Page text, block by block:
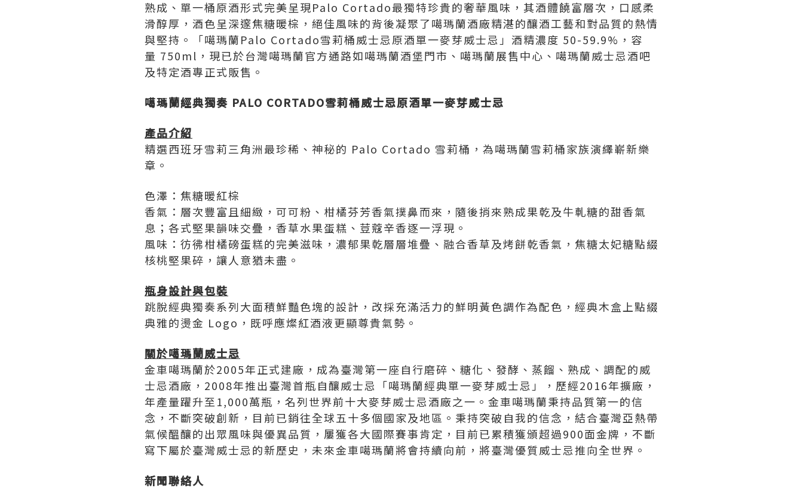
熟成、單一桶原酒形式完美呈現Palo Cortado最獨特珍貴的奢華風味，其酒體饒富層次，口感柔
滑醇厚，酒色呈深邃焦糖暖棕，絕佳風味的背後凝聚了噶瑪蘭酒廠精湛的釀酒工藝和對品質的熱情
與堅持。「噶瑪蘭Palo Cortado雪莉桶威士忌原酒單一麥芽威士忌」酒精濃度 50-59.9%，容
量 750ml，現已於台灣噶瑪蘭官方通路如噶瑪蘭酒堡門市、噶瑪蘭展售中心、噶瑪蘭威士忌酒吧
及特定酒專正式販售。
噶瑪蘭經典獨奏 PALO CORTADO雪莉桶威士忌原酒單一麥芽威士忌
產品介紹
精選西班牙雪莉三角洲最珍稀、神秘的 Palo Cortado 雪莉桶，為噶瑪蘭雪莉桶家族演繹嶄新樂
章。
色澤：焦糖暖紅棕
香氣：層次豐富且細緻，可可粉、柑橘芬芳香氣撲鼻而來，隨後捎來熟成果乾及牛軋糖的甜香氣
息；各式堅果韻味交疊，香草水果蛋糕、荳蔻辛香逐一浮現。
風味：彷彿柑橘磅蛋糕的完美滋味，濃郁果乾層層堆疊、融合香草及烤餅乾香氣，焦糖太妃糖點綴
核桃堅果碎，讓人意猶未盡。
瓶身設計與包裝
跳脫經典獨奏系列大面積鮮豔色塊的設計，改採充滿活力的鮮明黃色調作為配色，經典木盒上點綴
典雅的燙金 Logo，既呼應燦紅酒液更顯尊貴氣勢。
關於噶瑪蘭威士忌
金車噶瑪蘭於2005年正式建廠，成為臺灣第一座自行磨碎、糖化、發酵、蒸餾、熟成、調配的威
士忌酒廠，2008年推出臺灣首瓶自釀威士忌「噶瑪蘭經典單一麥芽威士忌」，歷經2016年擴廠，
年產量躍升至1,000萬瓶，名列世界前十大麥芽威士忌酒廠之一。金車噶瑪蘭秉持品質第一的信
念，不斷突破創新，目前已銷往全球五十多個國家及地區。秉持突破自我的信念，結合臺灣亞熱帶
氣候醞釀的出眾風味與優異品質，屢獲各大國際賽事肯定，目前已累積獲頒超過900面金牌，不斷
寫下屬於臺灣威士忌的新歷史，未來金車噶瑪蘭將會持續向前，將臺灣優質威士忌推向全世界。
新聞聯絡人